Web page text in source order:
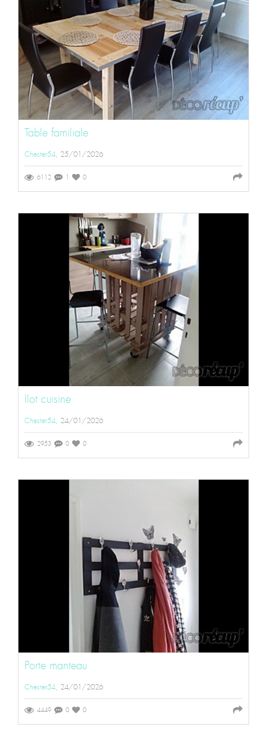
Table familiale
Chester54, 25/01/2026
6112 1 0
Ilot cuisine
Chester54, 24/01/2026
2953 0 0
Porte manteau
Chester54, 24/01/2026
4449 0 0